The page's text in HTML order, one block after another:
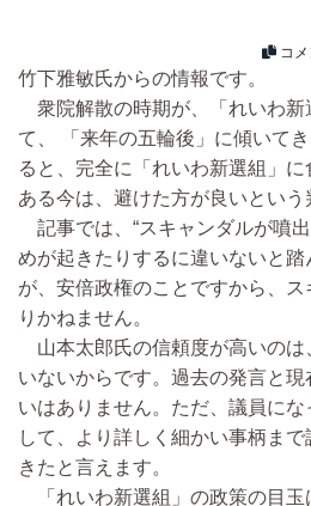
コ
竹下雅敏氏からの情報です。
衆院解散の時期が、「れいわ新
て、 「来年の五輪後」に傾いて
ると、完全に「れいわ新選組」
ある今は、避けた方が良いという
記事では、“スキャンダルが噴
めが起きたりするに違いないと踏
が、安倍政権のことですから、
りかねません。
山本太郎氏の信頼度が高いのは
いないからです。過去の発言と
いはありません。ただ、議員に
して、より詳しく細かい事柄ま
きたと言えます。
「れいわ新選組」の政策の目玉